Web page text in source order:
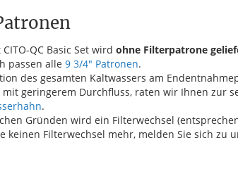
QC Basic Set wird ohne Filterpatrone
passen alle 9 3/4" Patronen.
des gesamten Kaltwassers am
mit geringerem Durchfluss, raten wir Ihnen zur
.
Gründen wird ein Filterwechsel
keinen Filterwechsel mehr, melden Sie sich